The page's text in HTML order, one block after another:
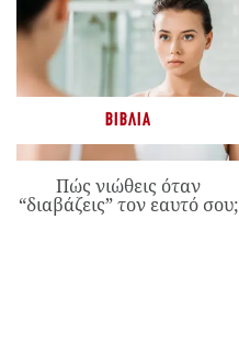
ΒΙΒΛΊΑ
Πώς νιώθεις όταν
“διαβάζεις” τον εαυτό σου;